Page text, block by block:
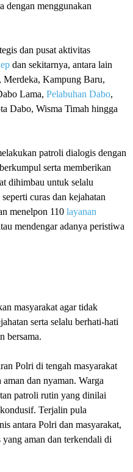
dengan menggunakan
dan pusat aktivitas
dan sekitarnya, antara lain
Merdeka, Kampung Baru,
Lama, Pelabuhan Dabo,
Dabo, Wisma Timah hingga
patroli dialogis dengan
serta memberikan
dihimbau untuk selalu
curas dan kejahatan
menelpon 110 layanan
mendengar adanya peristiwa
masyarakat agar tidak
serta selalu berhati-hati
bersama.
Polri di tengah masyarakat
dan nyaman. Warga
patroli rutin yang dinilai
Terjalin pula
antara Polri dan masyarakat,
aman dan terkendali di